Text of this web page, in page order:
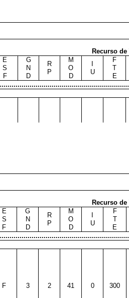
Recurso
E
S
F
G
N
D
R
P
M
O
D
U
F
T
E
Recurso
E
S
F
G
N
D
R
P
M
O
D
U
F
T
E
F 3 2 41 0 300